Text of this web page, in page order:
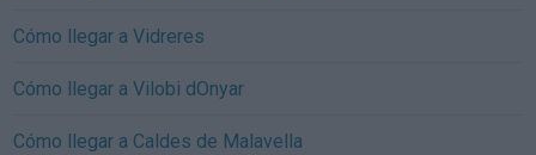
Cómo llegar a Vidreres
Cómo llegar a Vilobi dOnyar
Cómo llegar a Caldes de Malavella